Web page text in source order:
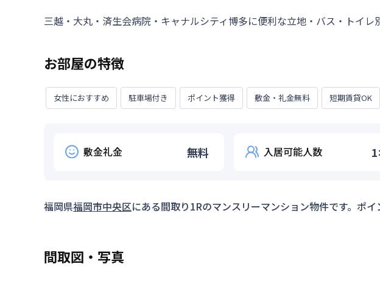
三越・大丸・済生会病院・キャナルシティ博多に便利な立地・バス・トイレ
お部屋の特徴
女性におすすめ 駐車場付き ポイント獲得 敷金・礼金無料 短期賃貸OK
敷金礼金 無料 入居可能人数 1
福岡県福岡市中央区にある間取り1Rのマンスリーマンション物件です。ポ
間取図・写真